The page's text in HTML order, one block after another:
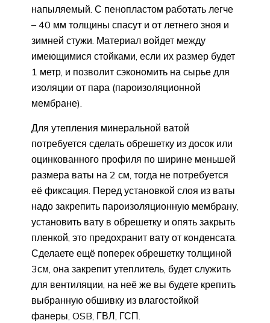
напыляемый. С пенопластом работать легче
– 40 мм толщины спасут и от летнего зноя и
зимней стужи. Материал войдет между
имеющимися стойками, если их размер будет
1 метр, и позволит сэкономить на сырье для
изоляции от пара (пароизоляционной
мембране).
Для утепления минеральной ватой
потребуется сделать обрешетку из досок или
оцинкованного профиля по ширине меньшей
размера ваты на 2 см, тогда не потребуется
её фиксация. Перед установкой слоя из ваты
надо закрепить пароизоляционную мембрану,
установить вату в обрешетку и опять закрыть
пленкой, это предохранит вату от конденсата.
Сделаете ещё поперек обрешетку толщиной
3см, она закрепит утеплитель, будет служить
для вентиляции, на неё же вы будете крепить
выбранную обшивку из влагостойкой
фанеры, OSB, ГВЛ, ГСП.